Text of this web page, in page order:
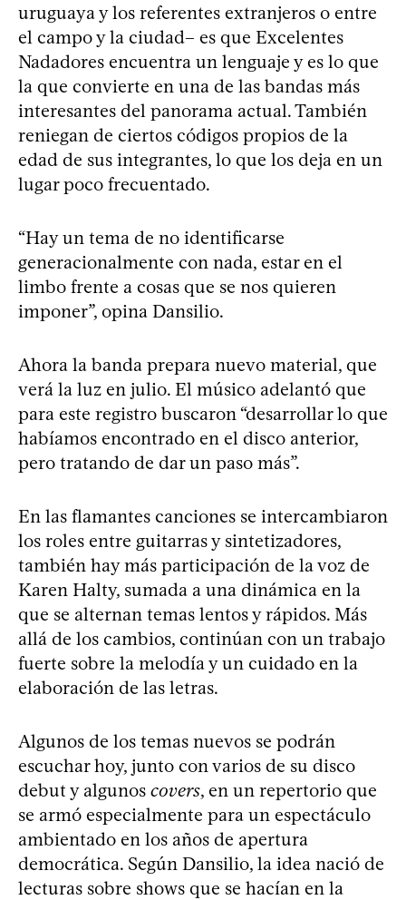
uruguaya y los referentes extranjeros o entre
el campo y la ciudad– es que Excelentes
Nadadores encuentra un lenguaje y es lo que
la que convierte en una de las bandas más
interesantes del panorama actual. También
reniegan de ciertos códigos propios de la
edad de sus integrantes, lo que los deja en un
lugar poco frecuentado.
“Hay un tema de no identificarse
generacionalmente con nada, estar en el
limbo frente a cosas que se nos quieren
imponer”, opina Dansilio.
Ahora la banda prepara nuevo material, que
verá la luz en julio. El músico adelantó que
para este registro buscaron “desarrollar lo que
habíamos encontrado en el disco anterior,
pero tratando de dar un paso más”.
En las flamantes canciones se intercambiaron
los roles entre guitarras y sintetizadores,
también hay más participación de la voz de
Karen Halty, sumada a una dinámica en la
que se alternan temas lentos y rápidos. Más
allá de los cambios, continúan con un trabajo
fuerte sobre la melodía y un cuidado en la
elaboración de las letras.
Algunos de los temas nuevos se podrán
escuchar hoy, junto con varios de su disco
debut y algunos covers, en un repertorio que
se armó especialmente para un espectáculo
ambientado en los años de apertura
democrática. Según Dansilio, la idea nació de
lecturas sobre shows que se hacían en la